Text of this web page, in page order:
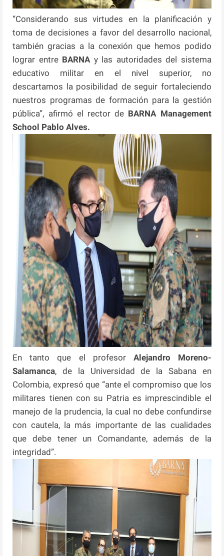
“Considerando sus virtudes en la planificación y
toma de decisiones a favor del desarrollo nacional,
también gracias a la conexión que hemos podido
lograr entreBARNA y las autoridades del sistema
educativo militar en el nivel superior, no
descartamos la posibilidad de seguir fortaleciendo
nuestros programas de formación para la gestión
pública”, afirmó el rector de BARNA Management
School Pablo Alves.
En tanto que el profesor Alejandro Moreno-
Salamanca, de la Universidad de la Sabana en
Colombia, expresó que “ante el compromiso que los
militares tienen con su Patria es imprescindible el
manejo de la prudencia, la cual no debe confundirse
con cautela, la más importante de las cualidades
que debe tener un Comandante, además de la
integridad”.